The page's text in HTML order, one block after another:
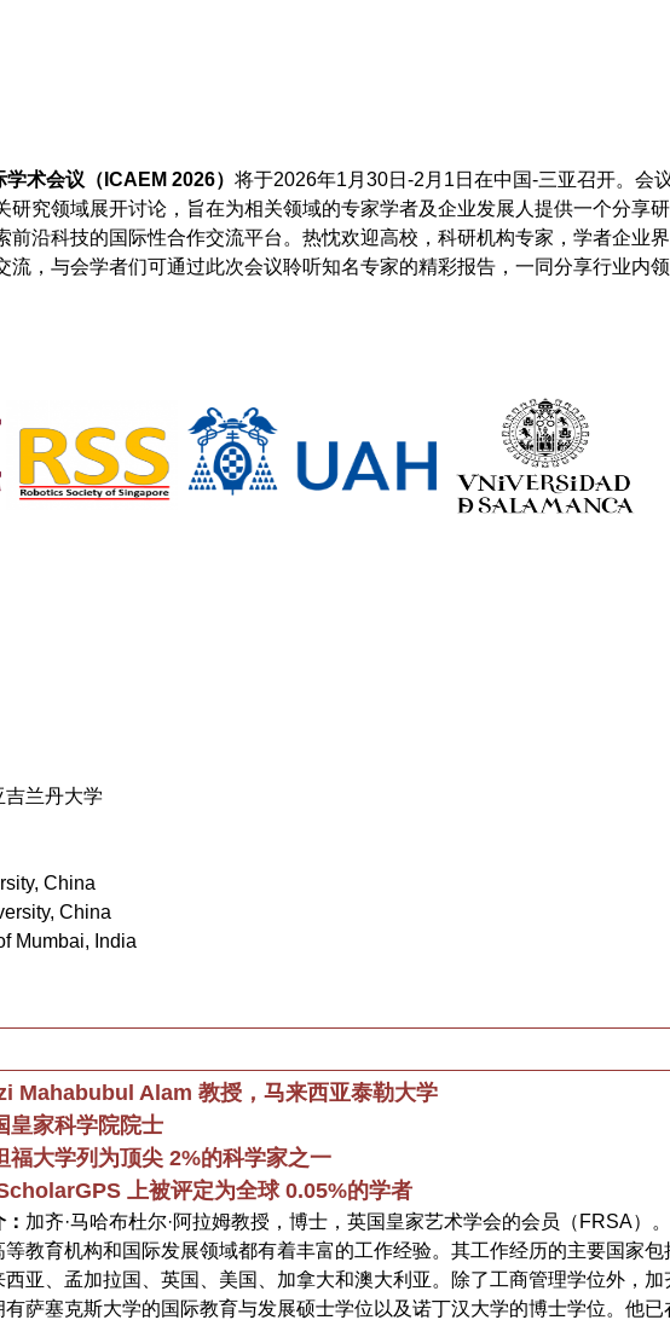
术会议（ICAEM 2026） 将于2026年1月30日-2月1日在中国-三亚召开。会
研究领域展开讨论，旨在为相关领域的专家学者及企业发展人提供一个分享
前沿科技的国际性合作交流平台。热忱欢迎高校，科研机构专家，学者企业
流，与会学者们可通过此次会议聆听知名专家的精彩报告，一同分享行业内
吉兰丹大学
China
China
Mumbai, India
Mahabubul Alam 教授，马来西亚泰勒大学
皇家科学院院士
福大学列为顶尖 2%的科学家之一
上被评定为全球 0.05%的学者
加齐·马哈布杜尔·阿拉姆教授，博士，英国皇家艺术学会的会员（FRSA）
等教育机构和国际发展领域都有着丰富的工作经验。其工作经历的主要国家包
西亚、孟加拉国、英国、美国、加拿大和澳大利亚。除了工商管理学位外，加
有萨塞克斯大学的国际教育与发展硕士学位以及诺丁汉大学的博士学位。他已